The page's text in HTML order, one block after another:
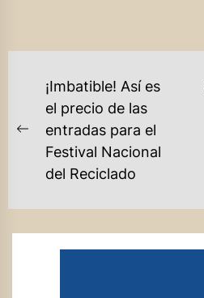
NAVEGACIÓN
ENTRADAS
Previous
post:
¡Imbatible! Así es
el precio de las
entradas para el
Festival Nacional
del Reciclado